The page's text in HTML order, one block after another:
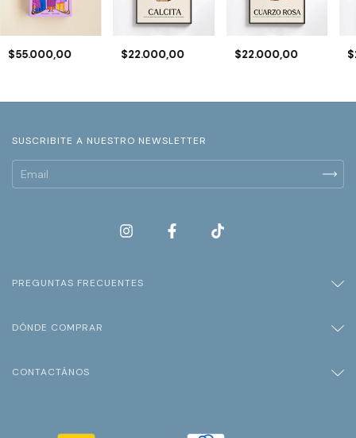
$55.000,00 $22.000,00 $22.000,00
SUSCRIBITE A NUESTRO NEWSLETTER
PREGUNTAS FRECUENTES
DÓNDE COMPRAR
CONTACTÁNOS